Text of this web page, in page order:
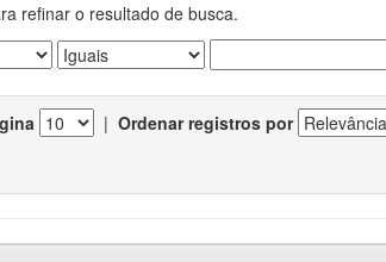
refinar o resultado de busca.
| Ordenar registros por